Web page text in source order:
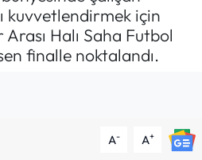
kuvvetlendirmek için
Halı Saha Futbol
finalle noktalandı.
A- A+